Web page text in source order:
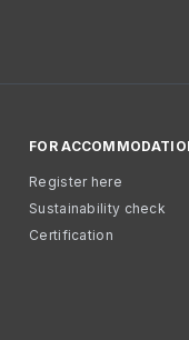
FOR
Register here
Sustainability check
Certification